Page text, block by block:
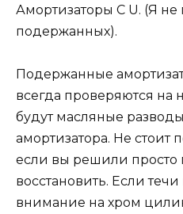
Амортизаторы C U. (Я
подержанных).
Подержанные
всегда проверяются на
будут масляные
амортизатора. Не стоит
если вы решили просто
восстановить. Если течи
внимание на хром